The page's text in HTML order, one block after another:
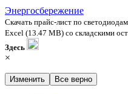
Энергосбережение
Скачать прайс-лист по
Excel (13.47 MB) со складскими
Здесь
×
Изменить Все верно